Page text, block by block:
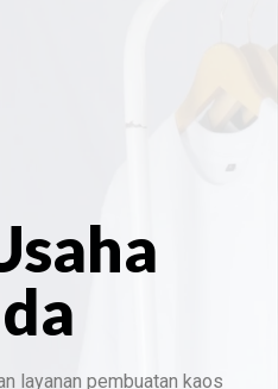
layanan pembuatan kaos